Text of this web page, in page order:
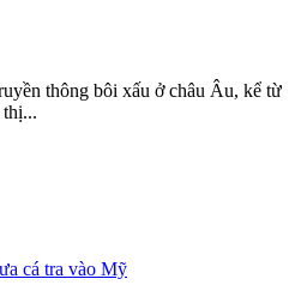
thông bôi xấu ở châu Âu, kể từ
thị...
cá tra vào Mỹ